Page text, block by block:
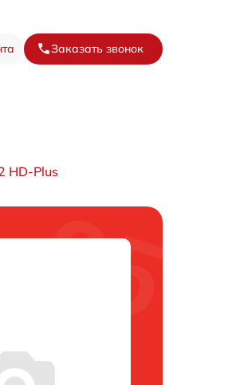
Заказать звонок
HD-Plus